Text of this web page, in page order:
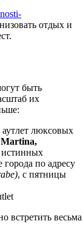
отдых и
быть
их
аутлет люксовых
по адресу
, с пятницы
встретить